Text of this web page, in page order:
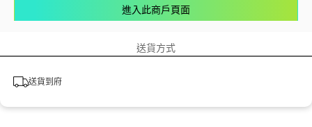
進入此商戶頁面
送貨方式
送貨到府